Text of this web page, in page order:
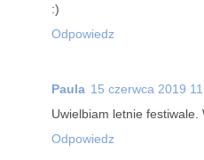
:)
Odpowiedz
Paula 15 czerwca 2019
Uwielbiam letnie festiwale.
Odpowiedz